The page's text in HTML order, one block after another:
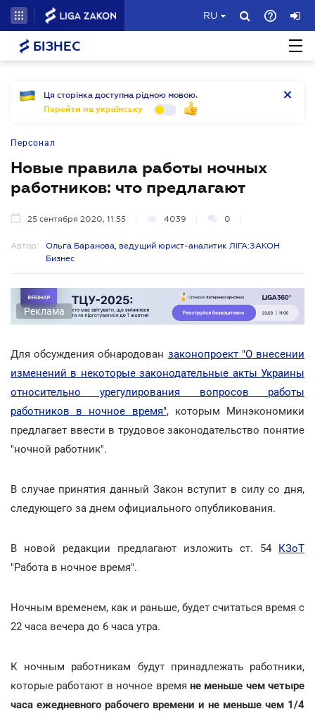
RU
БІЗНЕС
Ця сторінка доступна рідною мовою.
Перейти на українську
Персонал
Новые правила работы ночных
работников: что предлагают
25 сентября 2020, 11:55 4039 0
Автор:
Ольга Баранова, ведущий юрист-аналитик ЛІГА:ЗАКОН
Бизнес
Реклама
Для обсуждения обнародован законопроект "О внесении
изменений в некоторые законодательные акты Украины
относительно урегулирования вопросов работы
работников в ночное время", которым Минэкономики
предлагает ввести в трудовое законодательство понятие
"ночной работник".
В случае принятия данный Закон вступит в силу со дня,
следующего за днем официального опубликования.
В новой редакции предлагают изложить ст. 54 КЗоТ
"Работа в ночное время".
Ночным временем, как и раньше, будет считаться время с
22 часа вечера до 6 часа утра.
К ночным работникам будут принадлежать работники,
которые работают в ночное время не меньше чем четыре
часа ежедневного рабочего времени и не меньше чем 1/4